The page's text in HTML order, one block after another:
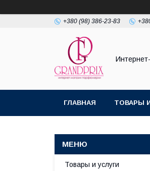
+380 (98) 386-23-83
ГЛАВНАЯ ТОВАРЫ
Товары и услуги